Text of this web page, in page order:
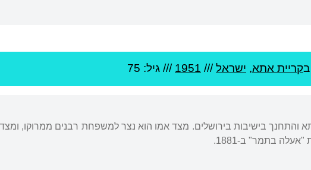
בקריית אתא, ישראל///
1951 /// גיל: 75
והתחנך בישיבות בירושלים. מצד אמו הוא נצר למשפחת רבנים ממרוקו,
בתמר" ב-1881.